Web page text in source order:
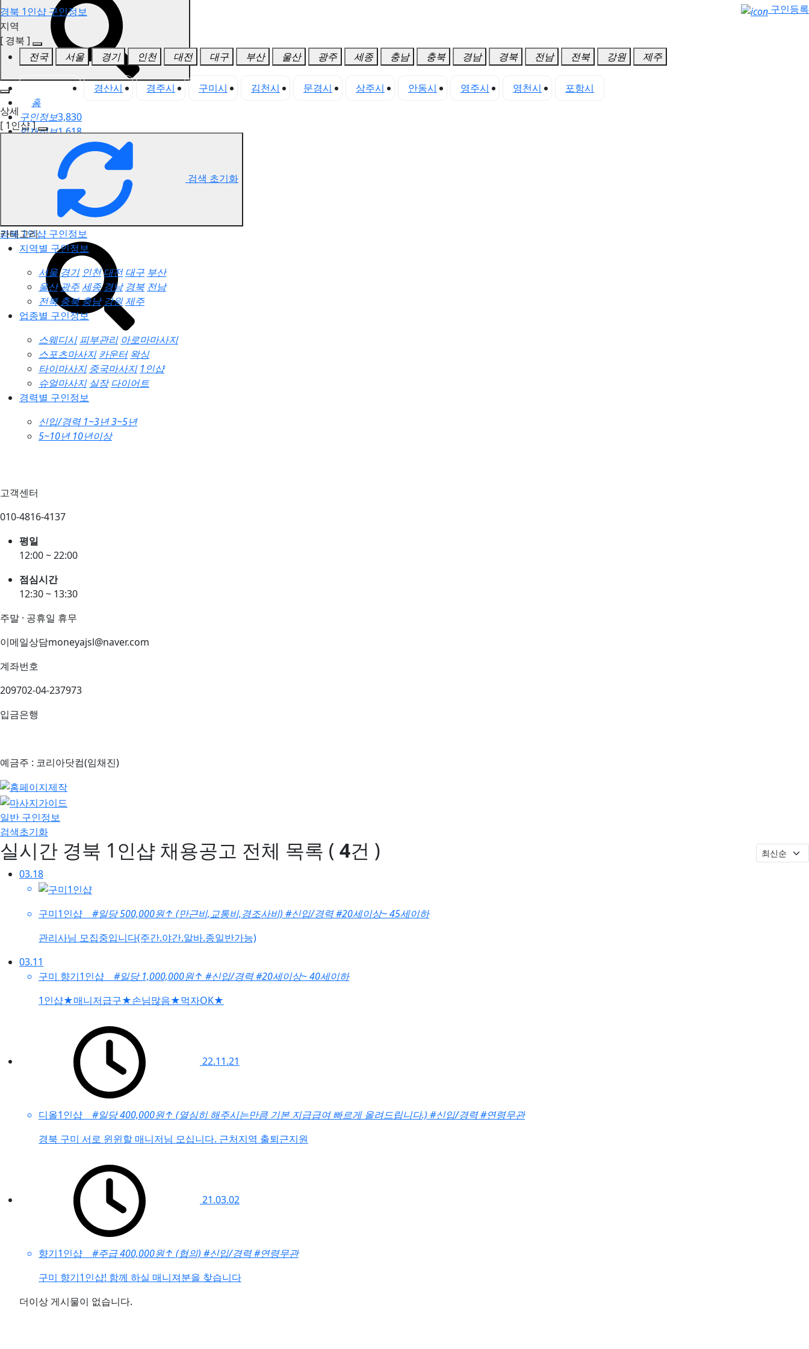
홈
구인정보3,830
인재정보1,618
고객센터
전국업체정보
마사지가이드
업체 서비스 관리
경북 1인샵 구인정보
경북 1인샵 구인정보
구인등록
지역
[ 경북 ]
전국
서울 경기 인천 대전 대구 부산 울산 광주 세종 충남 충북 경남 경북 전남 전북 강원 제주
경산시 경주시 구미시 김천시 문경시 상주시 안동시 영주시 영천시
포항시
상세
[ 1인샵 ]
검색 초기화
카테고리
지역별 구인정보
서울경기 인천대전 대구 부산
울산광주세종경남 경북 전남
전북 충북충남 강원제주
업종별 구인정보
스웨디시 피부관리 아로마마사지
스포츠마사지 카운터 왁싱
타이마사지 중국마사지 1인샵
슈얼마사지 실장 다이어트
경력별 구인정보
신입/경력 1~3년3~5년
5~10년 10년이상
고객센터
010-4816-4137
평일
12:00 ~ 22:00
점심시간
12:30 ~ 13:30
주말 · 공휴일 휴무
이메일상담moneyajsl@naver.com
계좌번호
209702-04-237973
입금은행
예금주 : 코리아닷컴(임채진)
일반 구인정보
검색초기화
실시간 경북 1인샵 채용공고 전체 목록 ( 4건 )
03.18
구미1인샵 #일당 500,000원↑ (만근비,교통비,경조사비) #신입/경력#20세이상~ 45세이하
관리사님 모집중입니다(주간.야간.알바.종일반가능)
03.11
구미 향기1인샵
#일당 1,000,000원↑ #신입/경력#20세이상~ 40세이하
1인샵★매니저급구★손님많음★먹자OK★
22.11.21
디올1인샵 #일당 400,000원↑ (열심히 해주시는만큼 기본 지급급여 빠르게 올려드립니다.) #신입/경력#연령무관
경북 구미 서로 윈윈할 매니저님 모십니다. 근처지역 출퇴근지원
21.03.02
향기1인샵 #주급 400,000원↑ (협의) #신입/경력#연령무관
구미 향기1인샵! 함께 하실 매니져분을 찾습니다
더이상 게시물이 없습니다.